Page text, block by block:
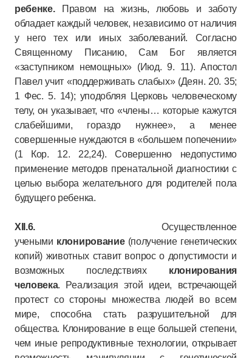
ребенке.Правом на жизнь, любовь и заботу
обладает каждый человек, независимо от наличия
у него тех или иных заболеваний. Согласно
Священному Писанию, Сам Бог является
«заступником немощных» (Июд. 9. 11). Апостол
Павел учит «поддерживать слабых» (Деян. 20. 35;
1 Фес. 5. 14); уподобляя Церковь человеческому
телу, он указывает, что «члены… которые кажутся
слабейшими, гораздо нужнее», а менее
совершенные нуждаются в «большем попечении»
(1 Кор. 12. 22,24). Совершенно недопустимо
применение методов пренатальной диагностики с
целью выбора желательного для родителей пола
будущего ребенка.
XII.6. Осуществленное
учеными клонирование(получение генетических
копий) животных ставит вопрос о допустимости и
возможных последствиях клонирования
человека. Реализация этой идеи, встречающей
протест со стороны множества людей во всем
мире, способна стать разрушительной для
общества. Клонирование в еще большей степени,
чем иные репродуктивные технологии, открывает